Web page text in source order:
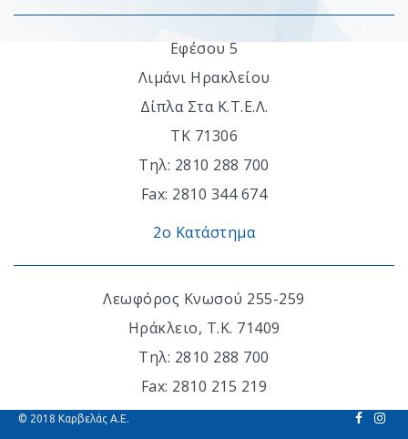
Εφέσου 5
Λιμάνι Ηρακλείου
Δίπλα Στα Κ.Τ.Ε.Λ.
ΤΚ 71306
Τηλ: 2810 288 700
Fax: 2810 344 674
2ο Κατάστημα
Λεωφόρος Κνωσού 255-259
Ηράκλειο, Τ.Κ. 71409
Τηλ: 2810 288 700
Fax: 2810 215 219
© 2018 Καρβελάς Α.Ε.